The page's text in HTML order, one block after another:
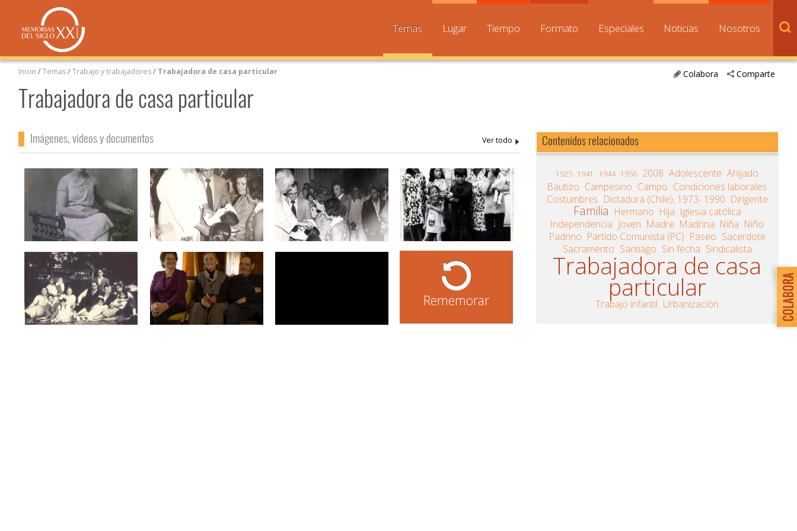
Temas Lugar Tiempo Formato Especiales Noticias Nosotros
Comparte
Colabora
Inicio /Temas/Trabajo y trabajadores/ Trabajadora de casa particular
Trabajadora de casa particular
Imágenes, videos y documentos
Rememorar
Contenidos relacionados
1925 1941 1944 1956 2008 Adolescente Ahijado
Bautizo Campesino Campo Condiciones laborales
Costumbres Dictadura (Chile), 1973- 1990 Dirigente
Familia Hermano Hija Iglesia católica
Independencia Joven Madre Madrina Niña Niño
Padrino Partido Comunista (PC) Paseo Sacerdote
Sacramento Santiago Sin fecha Sindicalista
Trabajadora de casa
particular
Trabajo infantil Urbanización